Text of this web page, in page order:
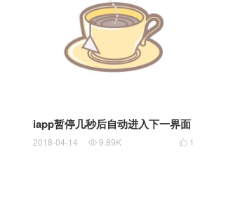
iapp暂停几秒后自动进入下一界面
 1
2018-04-14  9.89K